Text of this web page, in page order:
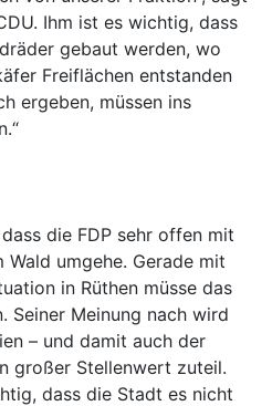
Ihm ist es wichtig, dass
gebaut werden, wo
Freiflächen entstanden
ergeben, müssen ins
die FDP sehr offen mit
umgehe. Gerade mit
in Rüthen müsse das
Seiner Meinung nach wird
– und damit auch der
großer Stellenwert zuteil.
dass die Stadt es nicht